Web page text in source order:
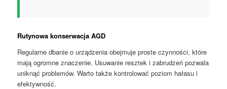
Rutynowa konserwacja AGD
Regularne dbanie o urządzenia obejmuje proste czynności, które
mają ogromne znaczenie. Usuwanie resztek i zabrudzeń pozwala
uniknąć problemów. Warto także kontrolować poziom hałasu i
efektywność.